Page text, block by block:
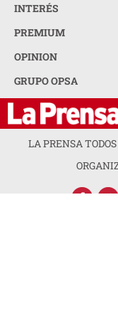
INTERÉS
PREMIUM
OPINION
GRUPO OPSA
LA PRENSA